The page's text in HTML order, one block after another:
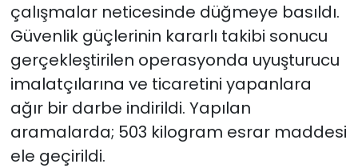
çalışmalar neticesinde düğmeye basıldı.
Güvenlik güçlerinin kararlı takibi sonucu
gerçekleştirilen operasyonda uyuşturucu
imalatçılarına ve ticaretini yapanlara
ağır bir darbe indirildi. Yapılan
aramalarda; 503 kilogram esrar maddesi
ele geçirildi.